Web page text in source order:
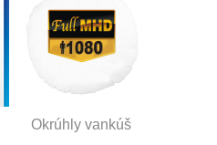
Okrúhly vankúš